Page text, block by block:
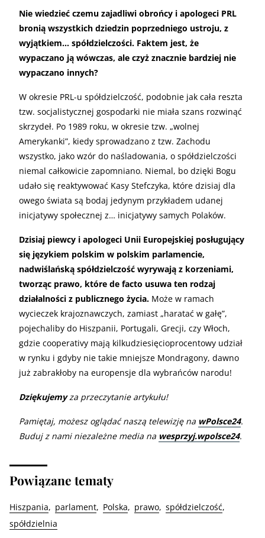
Nie wiedzieć czemu zajadliwi obrońcy i apologeci PRL
bronią wszystkich dziedzin poprzedniego ustroju, z
wyjątkiem… spółdzielczości. Faktem jest, że
wypaczano ją wówczas, ale czyż znacznie bardziej nie
wypaczano innych?
W okresie PRL-u spółdzielczość, podobnie jak cała reszta
tzw. socjalistycznej gospodarki nie miała szans rozwinąć
skrzydeł. Po 1989 roku, w okresie tzw. „wolnej
Amerykanki”, kiedy sprowadzano z tzw. Zachodu
wszystko, jako wzór do naśladowania, o spółdzielczości
niemal całkowicie zapomniano. Niemal, bo dzięki Bogu
udało się reaktywować Kasy Stefczyka, które dzisiaj dla
owego świata są bodaj jedynym przykładem udanej
inicjatywy społecznej z… inicjatywy samych Polaków.
Dzisiaj piewcy i apologeci Unii Europejskiej posługujący
się językiem polskim w polskim parlamencie,
nadwiślańską spółdzielczość wyrywają z korzeniami,
tworząc prawo, które de facto usuwa ten rodzaj
działalności z publicznego życia. Może w ramach
wycieczek krajoznawczych, zamiast „haratać w gałę”,
pojechaliby do Hiszpanii, Portugali, Grecji, czy Włoch,
gdzie cooperativy mają kilkudziesięcioprocentowy udział
w rynku i gdyby nie takie mniejsze Mondragony, dawno
już zabrakłoby na europensje dla wybrańców narodu!
Dziękujemyza przeczytanie artykułu!
Pamiętaj, możesz oglądać naszą telewizję na wPolsce24.
Buduj z nami niezależne media na wesprzyj.wpolsce24.
Powiązane tematy
Hiszpania parlament Polska prawo spółdzielczość
spółdzielnia